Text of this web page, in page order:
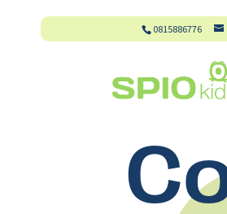
0815886776